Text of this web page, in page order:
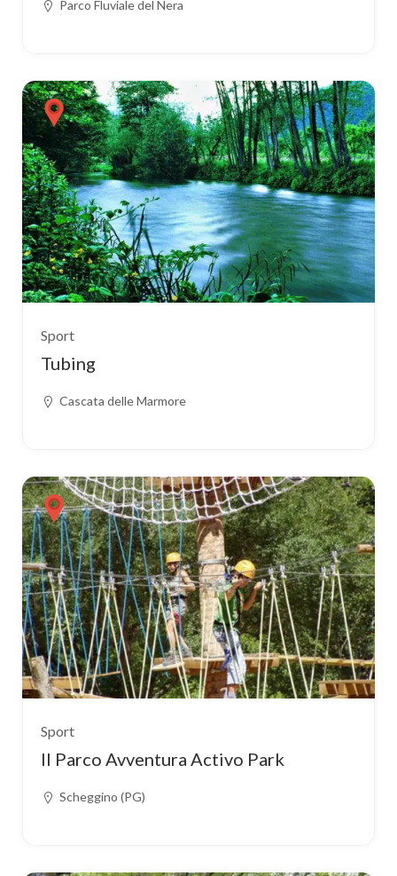
Parco Fluviale del Nera
Sport
Tubing
Cascata delle Marmore
Sport
Il Parco Avventura Activo Park
Scheggino (PG)